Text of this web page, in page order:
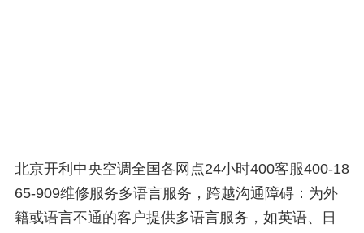
北京开利中央空调全国各网点24小时400客服400-18
65-909维修服务多语言服务，跨越沟通障碍：为外
籍或语言不通的客户提供多语言服务，如英语、日